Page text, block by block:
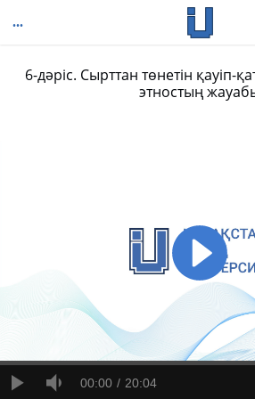
6-дәріс. Сырттан төнетін қауіп-
этностың
00:00 20:04